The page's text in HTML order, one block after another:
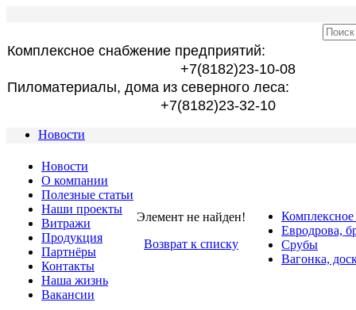
Комплексное снабжение предприятий:
+7(8182)23-10-08
Пиломатериалы, дома из северного леса:
+7(8182)23-32-10
Новости
Новости
О компании
Полезные статьи
Наши проекты
Витражи
Продукция
Партнёры
Контакты
Наша жизнь
Вакансии
Элемент не найден!
Возврат к списку
Евродрова,
Срубы
Вагонка,